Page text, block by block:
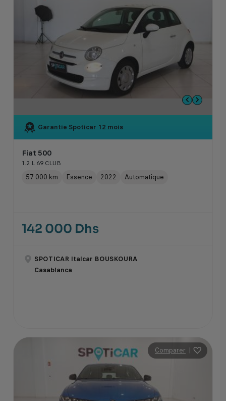
Garantie Spoticar 12 mois
Fiat 500
1.2 L 69 CLUB
57 000 km Essence 2022 Automatique
142 000 Dhs
SPOTICAR Italcar BOUSKOURA
Casablanca
Comparer |